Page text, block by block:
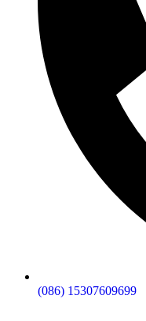
(086) 15307609699